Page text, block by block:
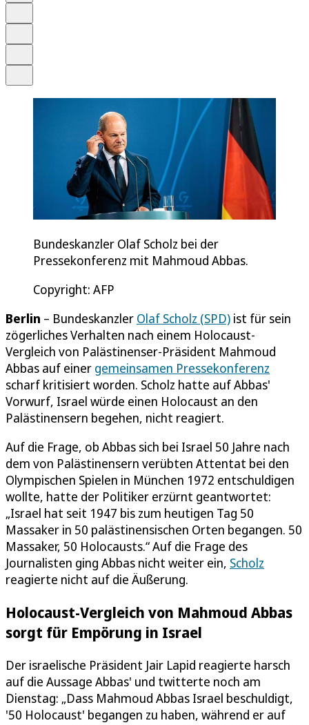
Bundeskanzler Olaf Scholz bei der
Pressekonferenz mit Mahmoud Abbas.
Copyright: AFP
Berlin – Bundeskanzler Olaf Scholz (SPD) ist für sein
zögerliches Verhalten nach einem Holocaust-
Vergleich von Palästinenser-Präsident Mahmoud
Abbas auf einer gemeinsamen Pressekonferenz
scharf kritisiert worden. Scholz hatte auf Abbas'
Vorwurf, Israel würde einen Holocaust an den
Palästinensern begehen, nicht reagiert.
Auf die Frage, ob Abbas sich bei Israel 50 Jahre nach
dem von Palästinensern verübten Attentat bei den
Olympischen Spielen in München 1972 entschuldigen
wollte, hatte der Politiker erzürnt geantwortet:
„Israel hat seit 1947 bis zum heutigen Tag 50
Massaker in 50 palästinensischen Orten begangen. 50
Massaker, 50 Holocausts.“ Auf die Frage des
Journalisten ging Abbas nicht weiter ein, Scholz
reagierte nicht auf die Äußerung.
Holocaust-Vergleich von Mahmoud Abbas
sorgt für Empörung in Israel
Der israelische Präsident Jair Lapid reagierte harsch
auf die Aussage Abbas' und twitterte noch am
Dienstag: „Dass Mahmoud Abbas Israel beschuldigt,
'50 Holocaust' begangen zu haben, während er auf